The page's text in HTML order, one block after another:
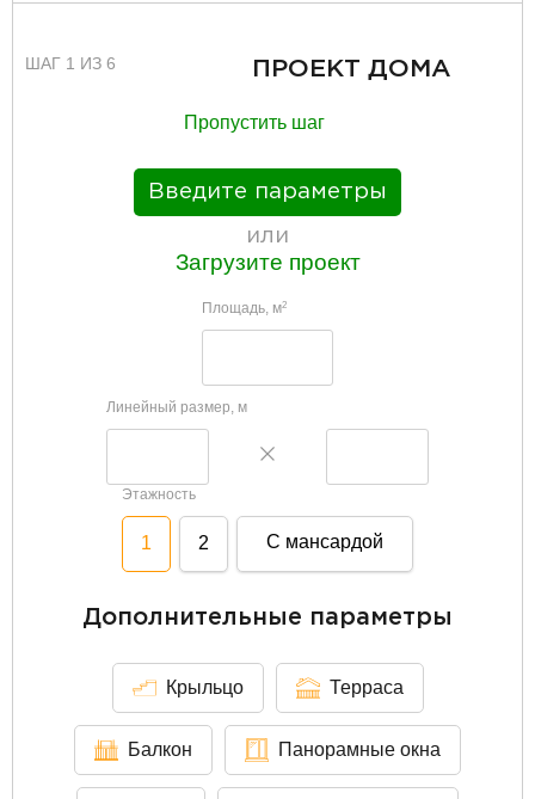
ШАГ 1 ИЗ 6 ПРОЕКТ ДОМА
Пропустить шаг
Введите параметры
или
Загрузите проект
Площадь, м2
Линейный размер, м
Этажность
1 2 С мансардой
Дополнительные параметры
Крыльцо Терраса
Балкон Панорамные окна